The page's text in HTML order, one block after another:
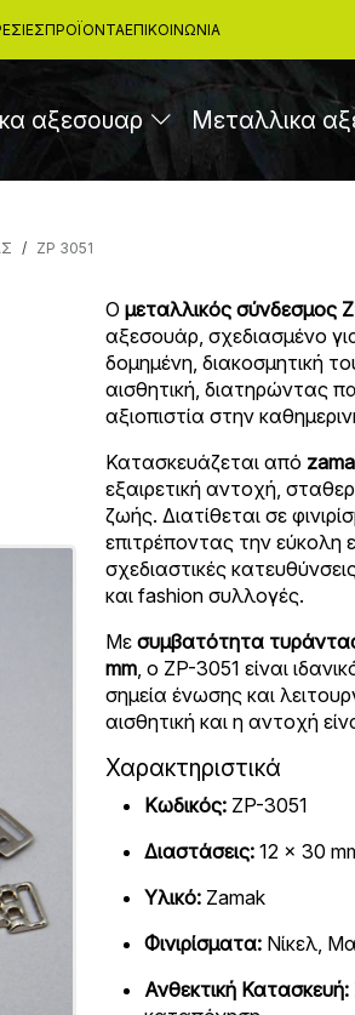
ΠΡΟΪΌΝΤΑΕΠΙΚΟΙΝΩΝΊΑ
αξεσουαρ Μεταλλικα
ZP 3051
Ο μεταλλικός σύνδεσμος
αξεσουάρ, σχεδιασμένο
δομημένη, διακοσμητική
αισθητική, διατηρώντας
αξιοπιστία στην
Κατασκευάζεται από
εξαιρετική αντοχή,
ζωής. Διατίθεται σε
επιτρέποντας την εύκολη
σχεδιαστικές
και fashion συλλογές.
Με συμβατότητα
mm , ο ZP-3051 είναι
σημεία ένωσης και
αισθητική και η αντοχή
Χαρακτηριστικά
Κωδικός: ZP-3051
Διαστάσεις: 12 × 30
Υλικό: Zamak
Φινιρίσματα: Νίκελ,
Ανθεκτική Κατασκευή: